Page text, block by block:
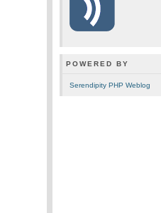
POWERED BY
Serendipity PHP Weblog